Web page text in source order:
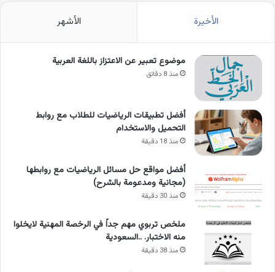
الأخيرة الأشهر
موضوع تعبير عن الاعتزاز باللغة العربية
منذ 8 دقائق
أفضل تطبيقات الرياضيات للطلاب مع روابط
التحميل والاستخدام
منذ 18 دقيقة
أفضل مواقع حل مسائل الرياضيات مع روابطها
(مجانية ومدعومة بالشرح)
منذ 30 دقيقة
ملخص تربوي مهم جداً في الرخصة المهنية لايخلوا
منه الاختبار. ..السعودية
منذ 38 دقيقة